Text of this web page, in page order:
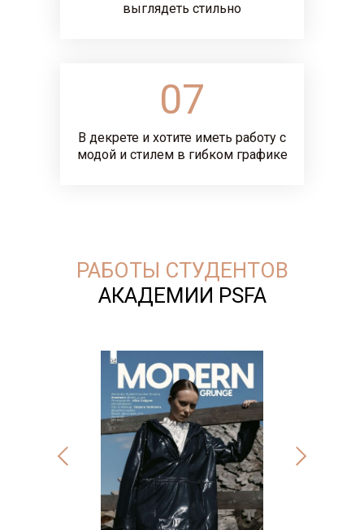
выглядеть стильно
В декрете и хотите иметь работу с
модой и стилем в гибком графике
07
РАБОТЫ СТУДЕНТОВ
АКАДЕМИИ PSFA